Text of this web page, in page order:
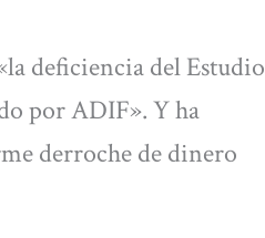
deficiencia del Estudio
por ADIF». Y ha
derroche de dinero